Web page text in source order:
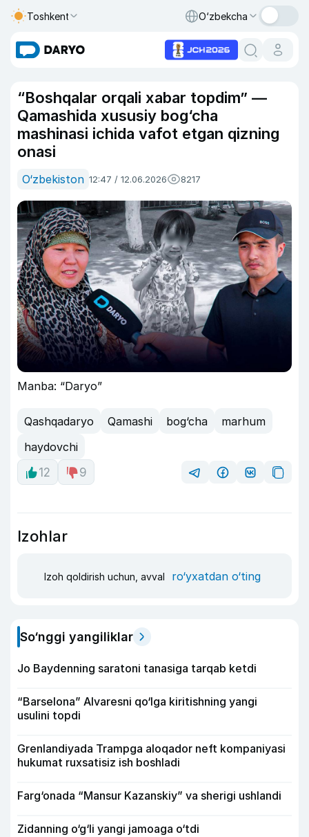
Toshkent O‘zbekcha
“Boshqalar orqali xabar topdim” —
Qamashida xususiy bog‘cha
mashinasi ichida vafot etgan qizning
onasi
O‘zbekiston 12:47 / 12.06.2026 8217
Manba: “Daryo”
Qashqadaryo Qamashi bog‘cha
marhum
haydovchi
12
9
Izohlar
Izoh qoldirish uchun, avval ro‘yxatdan o‘ting
So‘nggi yangiliklar
Jo Baydenning saratoni tanasiga tarqab ketdi
“Barselona” Alvaresni qo‘lga kiritishning yangi
usulini topdi
Grenlandiyada Trampga aloqador neft kompaniyasi
hukumat ruxsatisiz ish boshladi
Farg‘onada “Mansur Kazanskiy” va sherigi ushlandi
Zidanning o‘g‘li yangi jamoaga o‘tdi